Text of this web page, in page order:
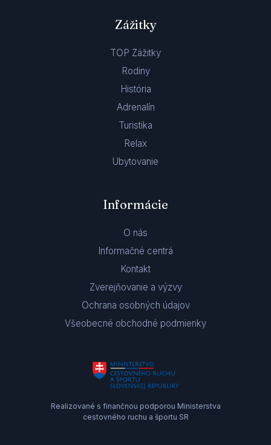
Zážitky
TOP Zážitky
Rodiny
História
Adrenalín
Turistika
Relax
Ubytovanie
Informácie
O nás
Informačné centrá
Kontakt
Zverejňovanie a výzvy
Ochrana osobných údajov
Všeobecné obchodné podmienky
Realizované s finančnou podporou Ministerstva
cestovného ruchu a športu SR